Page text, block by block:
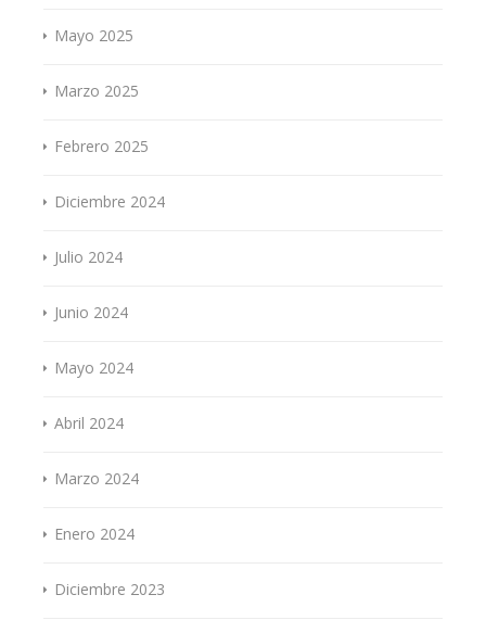
Mayo 2025
Marzo 2025
Febrero 2025
Diciembre 2024
Julio 2024
Junio 2024
Mayo 2024
Abril 2024
Marzo 2024
Enero 2024
Diciembre 2023